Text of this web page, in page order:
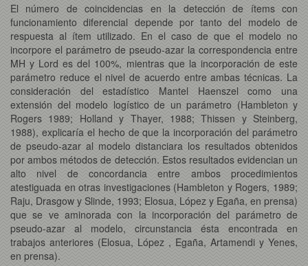
El número de coincidencias en la detección de ítems con
funcionamiento diferencial depende por tanto del modelo de
respuesta al ítem utilizado. En el caso de que el modelo no
incorpore el parámetro de pseudo-azar la correspondencia entre
MH y Lord es del 100%, mientras que la incorporación de este
parámetro reduce el nivel de acuerdo entre ambas técnicas. La
consideración del estadístico Mantel Haenszel como una
extensión del modelo logístico de un parámetro (Hambleton y
Rogers 1989; Holland y Thayer, 1988; Thissen y Steinberg,
1988), explicaría el hecho de que la incorporación del parámetro
de pseudo-azar al modelo distanciara los resultados obtenidos
por ambos métodos de detección. Estos resultados evidencian un
alto nivel de concordancia entre ambos procedimientos
atestiguada en otras investigaciones (Hambleton y Rogers, 1989;
Raju, Drasgow y Slinde, 1993; Elosua, López y Egaña, en prensa)
que se ve aminorada con la incorporación del parámetro de
pseudo-azar al modelo, circunstancia ésta encontrada en
trabajos anteriores (Elosua, López , Egaña, Artamendi y Yenes,
en prensa).